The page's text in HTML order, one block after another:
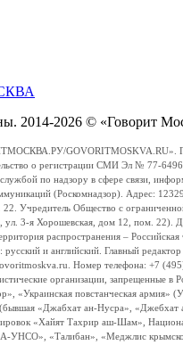
2014-2026 © «Говорит
GOVORITMOSKVA.RU».
о регистрации СМИ Эл № 77-
по надзору в сфере связи,
(Роскомнадзор). Адрес:
Учредитель Общество с
3-я Хорошевская, дом 12, пом. 22).
распространения –
и английский. Главный
Номер телефона: +7
организации, запрещенные в
«Украинская повстанческая армия»
«Джабхат ан-Нусра», «Джебхат
«Хайят Тахрир аш-Шам»,
УНСО», «Талибан», «Меджлис крымско-